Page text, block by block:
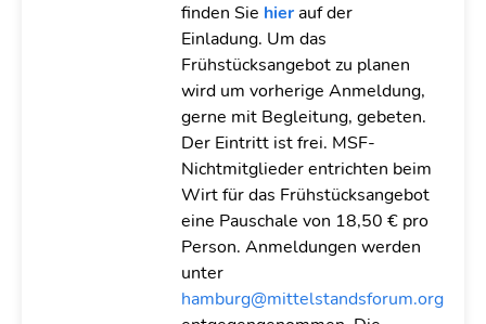
finden Sie hierauf der
Einladung. Um das
Frühstücksangebot zu planen
wird um vorherige Anmeldung,
gerne mit Begleitung, gebeten.
Der Eintritt ist frei. MSF-
Nichtmitglieder entrichten beim
Wirt für das Frühstücksangebot
eine Pauschale von 18,50 € pro
Person. Anmeldungen werden
unter
hamburg@mittelstandsforum.org